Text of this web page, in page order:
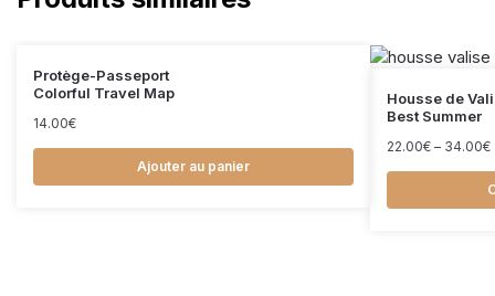
Protège-Passeport
Colorful Travel Map
14.00€
Ajouter au panier
Housse de
Best Summer
22.00€ – 34.00€